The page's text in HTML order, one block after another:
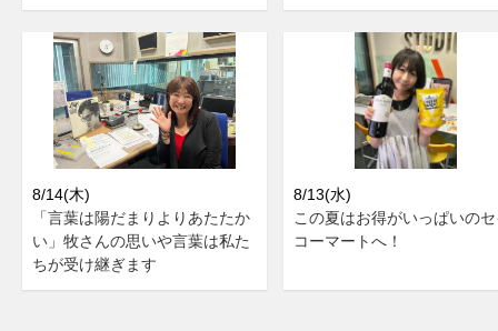
8/14(木)
「言葉は陽だまりよりあたたか
い」牧さんの思いや言葉は私た
ちが受け継ぎます
8/13(水)
この夏はお得がいっぱいの
コーマートへ！